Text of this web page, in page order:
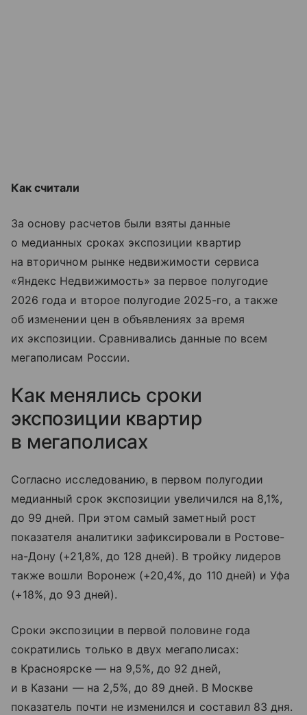
Как считали
За основу расчетов были взяты данные
о медианных сроках экспозиции квартир
на вторичном рынке недвижимости сервиса
«Яндекс Недвижимость» за первое полугодие
2026 года и второе полугодие 2025-го, а также
об изменении цен в объявлениях за время
их экспозиции. Сравнивались данные по всем
мегаполисам России.
Как менялись сроки
экспозиции квартир
в мегаполисах
Согласно исследованию, в первом полугодии
медианный срок экспозиции увеличился на 8,1%,
до 99 дней. При этом самый заметный рост
показателя аналитики зафиксировали в Ростове-
на-Дону (+21,8%, до 128 дней). В тройку лидеров
также вошли Воронеж (+20,4%, до 110 дней) и Уфа
(+18%, до 93 дней).
Сроки экспозиции в первой половине года
сократились только в двух мегаполисах:
в Красноярске — на 9,5%, до 92 дней,
и в Казани — на 2,5%, до 89 дней. В Москве
показатель почти не изменился и составил 83 дня.